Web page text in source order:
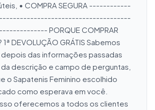
• COMPRA SEGURA ------------
PORQUE COMPRAR
DEVOLUÇÃO GRÁTIS Sabemos
das informações passadas
descrição e campo de perguntas,
o Sapatenis Feminino escolhido
como esperava em você.
oferecemos a todos os clientes